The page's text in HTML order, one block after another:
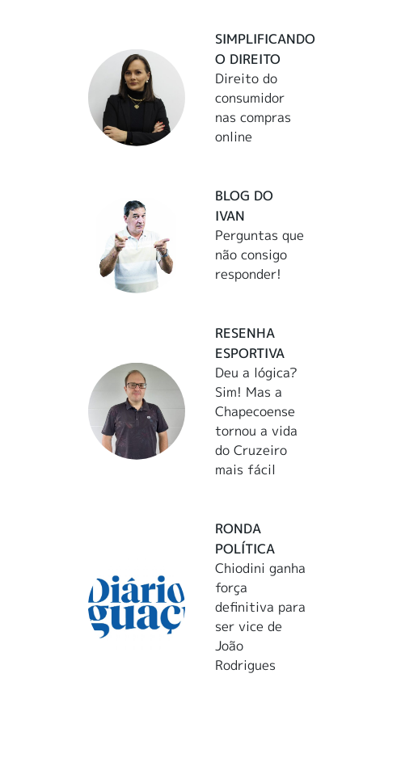
SIMPLIFICANDO
O DIREITO
Direito do
consumidor
nas compras
online
BLOG DO
IVAN
Perguntas que
não consigo
responder!
RESENHA
ESPORTIVA
Deu a lógica?
Sim! Mas a
Chapecoense
tornou a vida
do Cruzeiro
mais fácil
RONDA
POLÍTICA
Chiodini ganha
força
definitiva para
ser vice de
João
Rodrigues